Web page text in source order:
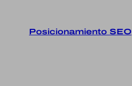
Posicionamiento SEO